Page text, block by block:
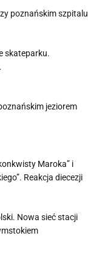
poznańskim szpitalu
skateparku.
jeziorem
Maroka” i
Reakcja diecezji
Nowa sieć stacji